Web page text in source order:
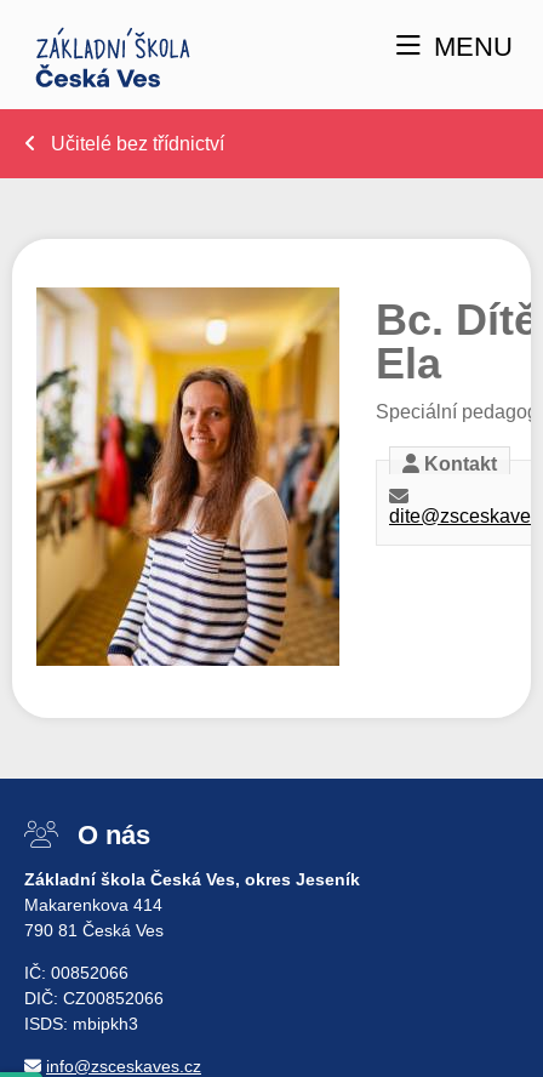
MENU
Učitelé bez třídnictví
Bc. Dítě
Ela
Speciální pedagog
Kontakt
O nás
Základní škola Česká Ves, okres Jeseník
Makarenkova 414
790 81 Česká Ves
IČ: 00852066
DIČ: CZ00852066
ISDS: mbipkh3
info@zsceskaves.cz